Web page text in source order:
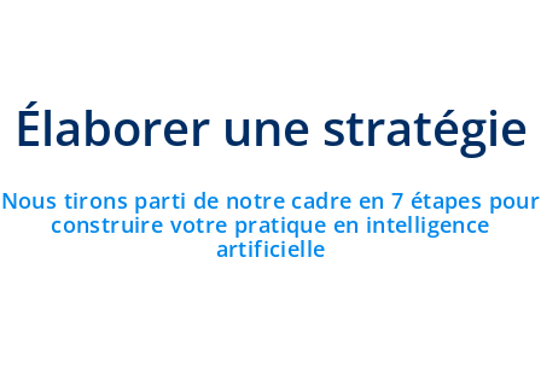
Élaborer une stratégie
Nous tirons parti de notre cadre en 7 étapes pour
construire votre pratique en intelligence
artificielle